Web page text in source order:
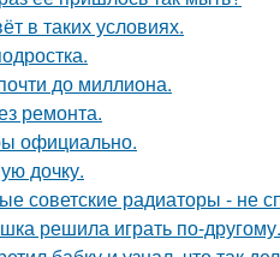
в таких условиях.
до миллиона.
ремонта.
официально.
дочку.
советские радиаторы - не
решила играть по-другому.